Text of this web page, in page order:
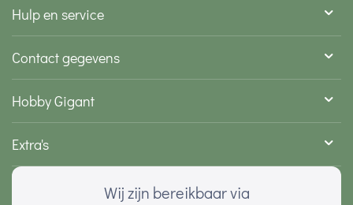
Hulp en service
Contact gegevens
Hobby Gigant
Extra's
Wij zijn bereikbaar via